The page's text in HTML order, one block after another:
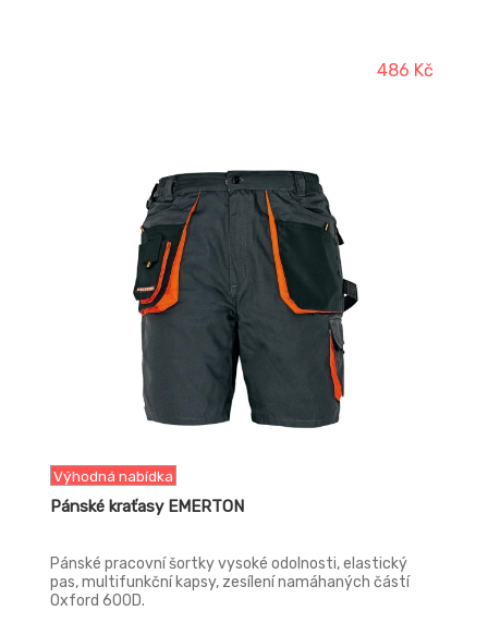
486 Kč
Výhodná nabídka
Pánské kraťasy EMERTON
Pánské pracovní šortky vysoké odolnosti, elastický
pas, multifunkční kapsy, zesílení namáhaných částí
Oxford 600D.